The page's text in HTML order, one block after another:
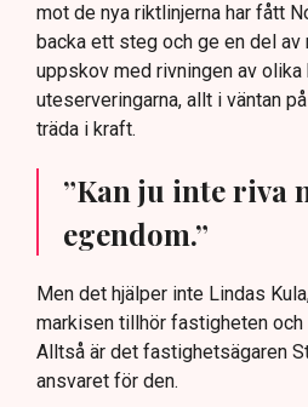
mot de nya riktlinjerna har fått
backa ett steg och ge en del av
uppskov med rivningen av
uteserveringarna, allt i väntan
träda i kraft.
”Kan ju inte riva
egendom.”
Men det hjälper inte Lindas
markisen tillhör fastigheten och
Alltså är det fastighetsägaren
ansvaret för den.